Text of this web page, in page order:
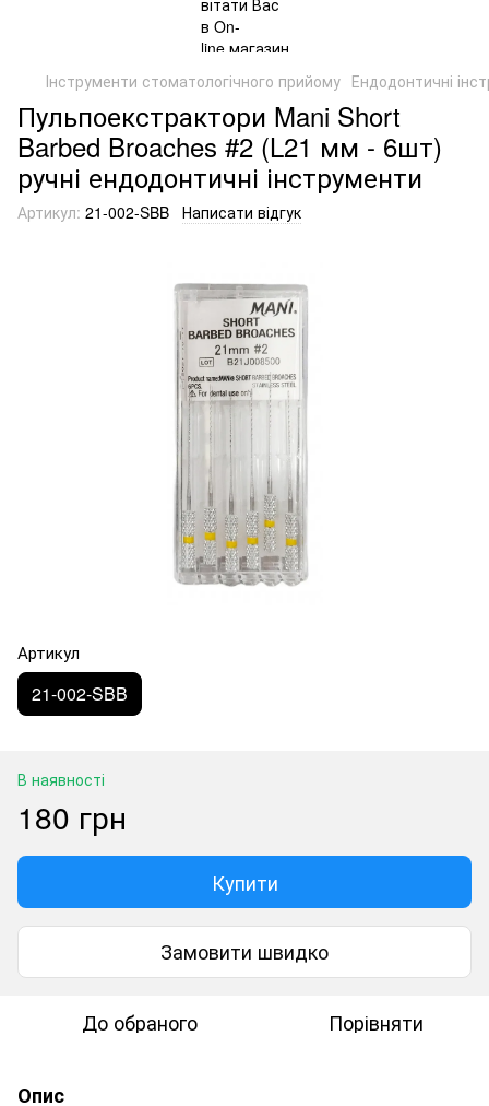
Інструменти стоматологічного прийому Ендодонтичні
Пульпоекстрактори Mani Short
Barbed Broaches #2 (L21 мм - 6шт)
ручні ендодонтичні інструменти
Артикул: 21-002-SBB Написати відгук
Артикул
21-002-SBB
В наявності
180 грн
Купити
Замовити швидко
До обраного Порівняти
Опис